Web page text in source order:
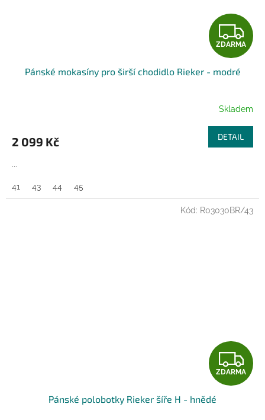
Z
D
R
M
A
ZDARMA
Pánské mokasíny pro širší chodidlo Rieker - modré
Skladem
2 099 Kč DETAIL
...
41 43 44 45
Z
D
ZDARMA
Pánské polobotky Rieker šíře H - hnědé
Kód: R03030BR/43